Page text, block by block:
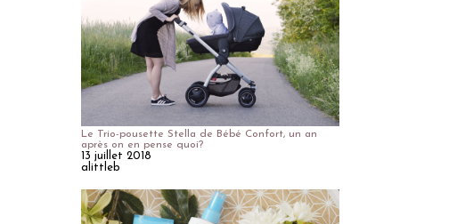
Le Trio-pousette Stella de Bébé Confort, un an
après on en pense quoi?
13 juillet 2018
alittleb